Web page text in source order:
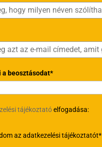
a beosztásodat*
tájékoztatóelfogadása:
az adatkezelési tájékoztatót*